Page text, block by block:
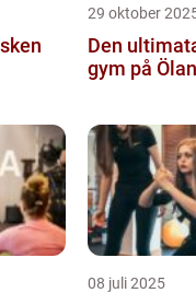
29 oktober
Den
gym på
08 juli 2025